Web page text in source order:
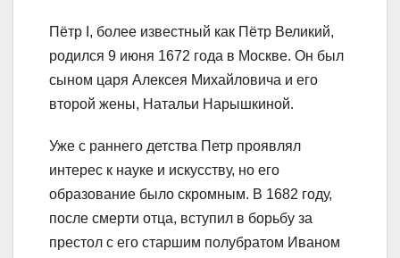
Пётр I, более известный как Пётр Великий,
родился 9 июня 1672 года в Москве. Он был
сыном царя Алексея Михайловича и его
второй жены, Натальи Нарышкиной.
Уже с раннего детства Петр проявлял
интерес к науке и искусству, но его
образование было скромным. В 1682 году,
после смерти отца, вступил в борьбу за
престол с его старшим полубратом Иваном